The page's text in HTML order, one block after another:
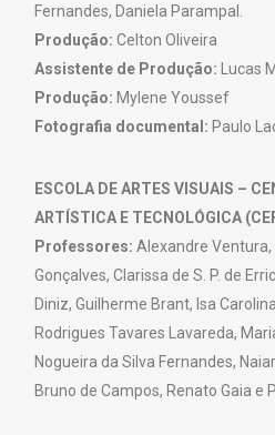
Fernandes, Daniela Parampal.
Produção: Celton Oliveira
Assistente de Produção: Lucas
Produção: Mylene Youssef
Fotografia documental: Paulo
ESCOLA DE ARTES VISUAIS –
ARTÍSTICA E TECNOLÓGICA
Professores: Alexandre Ventura,
Gonçalves, Clarissa de S. P. de
Diniz, Guilherme Brant, Isa
Rodrigues Tavares Lavareda,
Nogueira da Silva Fernandes,
Bruno de Campos, Renato Gaia